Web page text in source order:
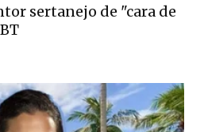
sertanejo de "cara de